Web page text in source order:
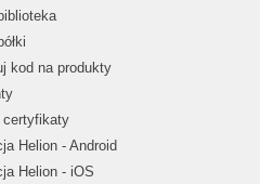
kod na produkty
certyfikaty
Helion - Android
Helion - iOS